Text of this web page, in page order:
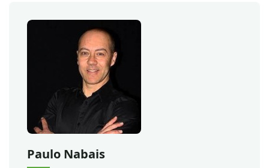
Paulo Nabais